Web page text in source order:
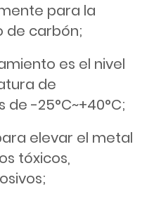
para la
de carbón;
es el nivel
de
-25°C~+40°C;
elevar el metal
tóxicos,